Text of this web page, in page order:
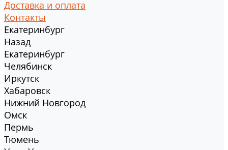
Доставка и оплата
Контакты
Екатеринбург
Назад
Екатеринбург
Челябинск
Иркутск
Хабаровск
Нижний Новгород
Омск
Пермь
Тюмень